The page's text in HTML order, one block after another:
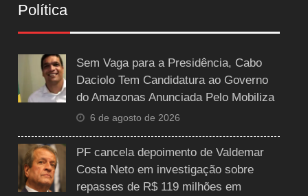
Política
Sem Vaga para a Presidência, Cabo
Daciolo Tem Candidatura ao Governo
do Amazonas Anunciada Pelo Mobiliza
6 de agosto de 2026
PF cancela depoimento de Valdemar
Costa Neto em investigação sobre
repasses de R$ 119 milhões em